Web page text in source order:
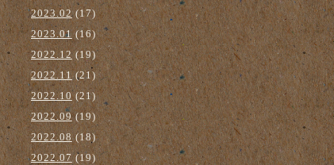
2023.02(17)
2023.01 (16)
2022.12(19)
2022.11 (21)
2022.10(21)
2022.09(19)
2022.08(18)
2022.07(19)